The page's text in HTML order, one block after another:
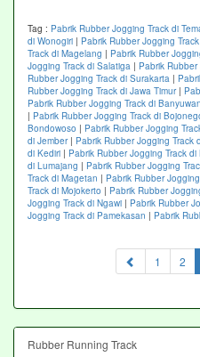
Tag : Pabrik Rubber Jogging Track di
di Wonogiri | Pabrik Rubber Jogging
Track di Magelang | Pabrik Rubber
Jogging Track di Salatiga | Pabrik
Rubber Jogging Track di Surakarta |
Rubber Jogging Track di Jawa Timur|
Pabrik Rubber Jogging Track di
| Pabrik Rubber Jogging Track di
Bondowoso | Pabrik Rubber Jogging
di Jember| Pabrik Rubber Jogging Track
di Kediri | Pabrik Rubber Jogging Track di
di Lumajang | Pabrik Rubber Jogging
Track di Magetan | Pabrik Rubber
Track di Mojokerto | Pabrik Rubber
Jogging Track di Ngawi | Pabrik Rubber
Jogging Track di Pamekasan | Pabrik
1 2
Rubber Running Track